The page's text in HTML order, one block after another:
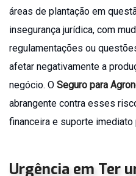
Seguro
Auto
Frota
Seguro
Caminhão
Seguro
Empresa
áreas de plantação em
insegurança jurídica, com
regulamentações ou
afetar negativamente a
negócio. O Seguro para
abrangente contra esses
financeira e suporte
Urgência em Ter